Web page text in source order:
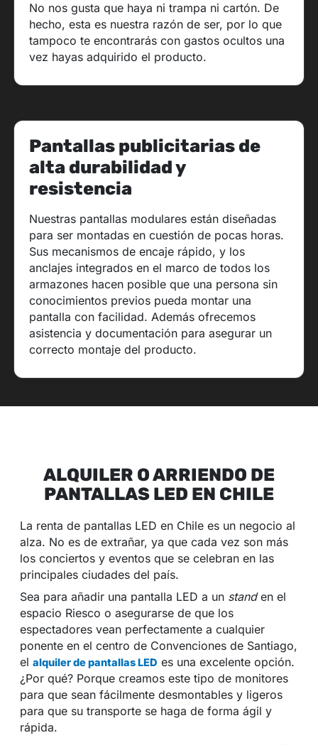
No nos gusta que haya ni trampa ni cartón. De
hecho, esta es nuestra razón de ser, por lo que
tampoco te encontrarás con gastos ocultos una
vez hayas adquirido el producto.
Pantallas publicitarias de
alta durabilidad y
resistencia
Nuestras pantallas modulares están diseñadas
para ser montadas en cuestión de pocas horas.
Sus mecanismos de encaje rápido, y los
anclajes integrados en el marco de todos los
armazones hacen posible que una persona sin
conocimientos previos pueda montar una
pantalla con facilidad. Además ofrecemos
asistencia y documentación para asegurar un
correcto montaje del producto.
ALQUILER O ARRIENDO DE
PANTALLAS LED EN CHILE
La renta de pantallas LED en Chile es un negocio al
alza. No es de extrañar, ya que cada vez son más
los conciertos y eventos que se celebran en las
principales ciudades del país.
Sea para añadir una pantalla LED a un standen el
espacio Riesco o asegurarse de que los
espectadores vean perfectamente a cualquier
ponente en el centro de Convenciones de Santiago,
el alquiler de pantallas LED es una excelente opción.
¿Por qué? Porque creamos este tipo de monitores
para que sean fácilmente desmontables y ligeros
para que su transporte se haga de forma ágil y
rápida.